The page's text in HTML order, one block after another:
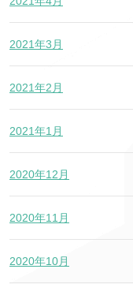
2021年3月
2021年2月
2021年1月
2020年12月
2020年11月
2020年10月